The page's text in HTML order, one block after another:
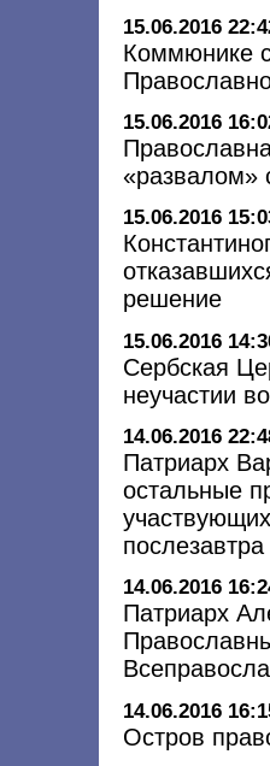
15.06.2016
Коммюнике
15.06.2016
«развалом»
15.06.2016
решение
15.06.2016
Сербская
неучастии
14.06.2016
Патриарх
остальные
послезавтра
14.06.2016
Патриарх
14.06.2016
Остров